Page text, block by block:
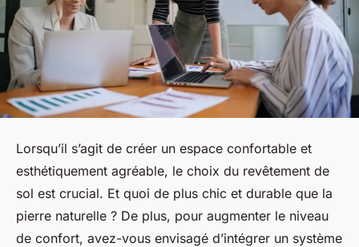
Lorsqu’il s’agit de créer un espace confortable et
esthétiquement agréable, le choix du revêtement de
sol est crucial. Et quoi de plus chic et durable que la
pierre naturelle ? De plus, pour augmenter le niveau
de confort, avez-vous envisagé d’intégrer un système